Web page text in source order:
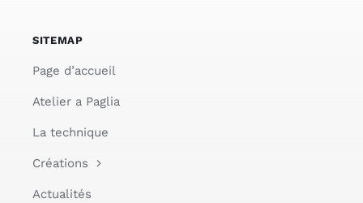
SITEMAP
Page d’accueil
Atelier a Paglia
La technique
Créations
Actualités